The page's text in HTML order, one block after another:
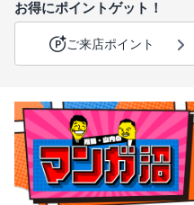
お得にポイントゲット！
ご来店ポイント